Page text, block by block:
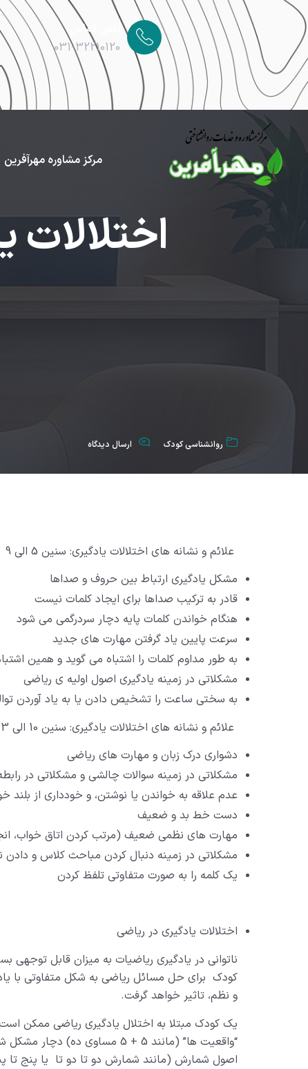
تلفن تماس
031-32210120
مرکز مشاوره مهرآفرین
اختلالات
روانشناسي كودك ارسال دیدگاه
علائم و نشانه های اختلالات یادگیری: سنین 5 الی 9
مشکل یادگیری ارتباط بین حروف و صداها
قادر به ترکیب صداها برای ایجاد کلمات نیست
هنگام خواندن کلمات پایه دچار سردرگمی می شود
سرعت پایین یاد گرفتن مهارت های جدید
به طور مداوم کلمات را اشتباه می گوید و همین
مشکلاتی در زمینه یادگیری اصول اولیه ی ریاضی
به سختی ساعت را تشخیص دادن یا به یاد آوردن
علائم و نشانه های اختلالات یادگیری: سنین 10 الی 13
دشواری درک زبان و مهارت های ریاضی
مشکلاتی در زمینه سوالات چالشی و مشکلاتی در
عدم علاقه به خواندن یا نوشتن، و خودداری از بلند
دست خط بد و ضعیف
مهارت های نظمی ضعیف (مرتب کردن اتاق خواب،
مشکلاتی در زمینه دنبال کردن مباحث کلاس و دادن
یک کلمه را به صورت متفاوتی تلفظ کردن
اختلالات یادگیری در ریاضی
ناتوانی در یادگیری ریاضیات به میزان قابل
کودک برای حل مسائل ریاضی به شکل متفاوتی با
و نظم، تاثیر خواهد گرفت.
یک کودک مبتلا به اختلال یادگیری ریاضی ممکن
“واقعیت ها” (مانند 5 + 5
اصول شمارش (مانند شمارش دو تا دو تا یا پنج تا